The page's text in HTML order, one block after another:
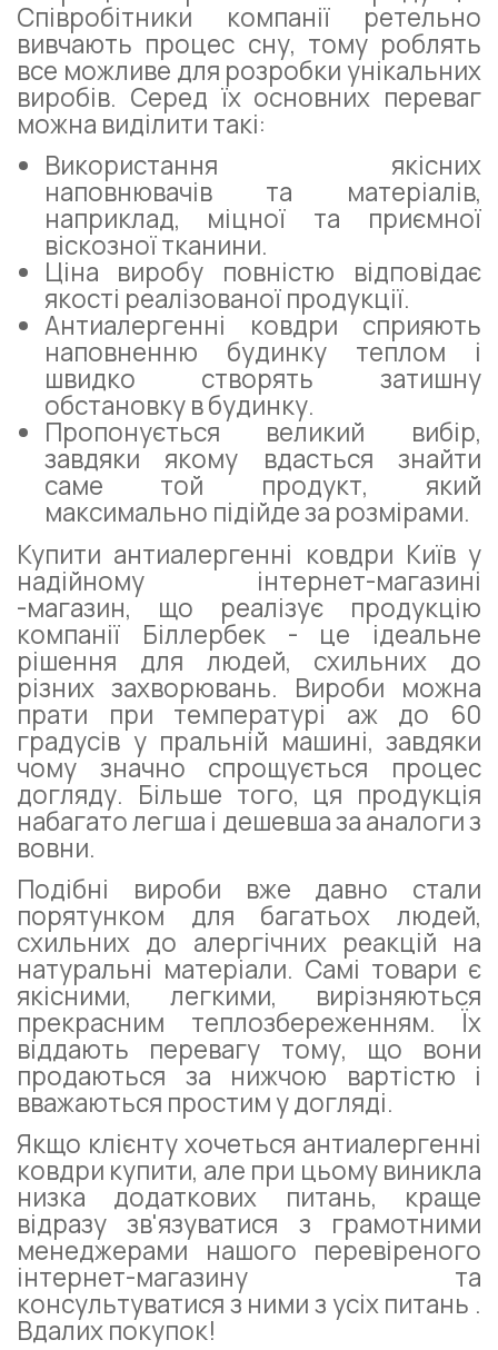
Співробітники компанії ретельно
вивчають процес сну, тому роблять
все можливе для розробки унікальних
виробів. Серед їх основних переваг
можна виділити такі:
Використання якісних
наповнювачів та матеріалів,
наприклад, міцної та приємної
віскозної тканини.
Ціна виробу повністю відповідає
якості реалізованої продукції.
Антиалергенні ковдри сприяють
наповненню будинку теплом і
швидко створять затишну
обстановку в будинку.
Пропонується великий вибір,
завдяки якому вдасться знайти
саме той продукт, який
максимально підійде за розмірами.
Купити антиалергенні ковдри Київ у
надійному інтернет-магазині
-магазин, що реалізує продукцію
компанії Біллербек - це ідеальне
рішення для людей, схильних до
різних захворювань. Вироби можна
прати при температурі аж до 60
градусів у пральній машині, завдяки
чому значно спрощується процес
догляду. Більше того, ця продукція
набагато легша і дешевша за аналоги з
вовни.
Подібні вироби вже давно стали
порятунком для багатьох людей,
схильних до алергічних реакцій на
натуральні матеріали. Самі товари є
якісними, легкими, вирізняються
прекрасним теплозбереженням. Їх
віддають перевагу тому, що вони
продаються за нижчою вартістю і
вважаються простим у догляді.
Якщо клієнту хочеться антиалергенні
ковдри купити, але при цьому виникла
низка додаткових питань, краще
відразу зв'язуватися з грамотними
менеджерами нашого перевіреного
інтернет-магазину та
консультуватися з ними з усіх питань .
Вдалих покупок!